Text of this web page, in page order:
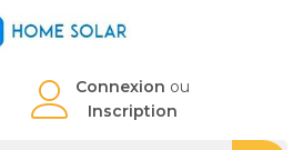
Connexion ou
Inscription